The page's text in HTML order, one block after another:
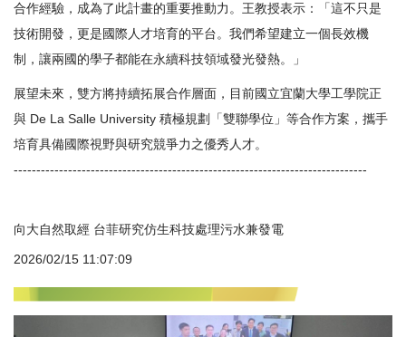
合作經驗，成為了此計畫的重要推動力。王教授表示：「這不只是
技術開發，更是國際人才培育的平台。我們希望建立一個長效機
制，讓兩國的學子都能在永續科技領域發光發熱。」
展望未來，雙方將持續拓展合作層面，目前國立宜蘭大學工學院正
與 De La Salle University 積極規劃「雙聯學位」等合作方案，攜手
培育具備國際視野與研究競爭力之優秀人才。
------------------------------------------------------------------------------
向大自然取經 台菲研究仿生科技處理污水兼發電
2026/02/15 11:07:09